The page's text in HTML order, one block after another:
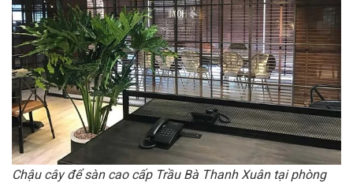
Chậu cây để sàn cao cấp Trầu Bà Thanh Xuân tại phòng